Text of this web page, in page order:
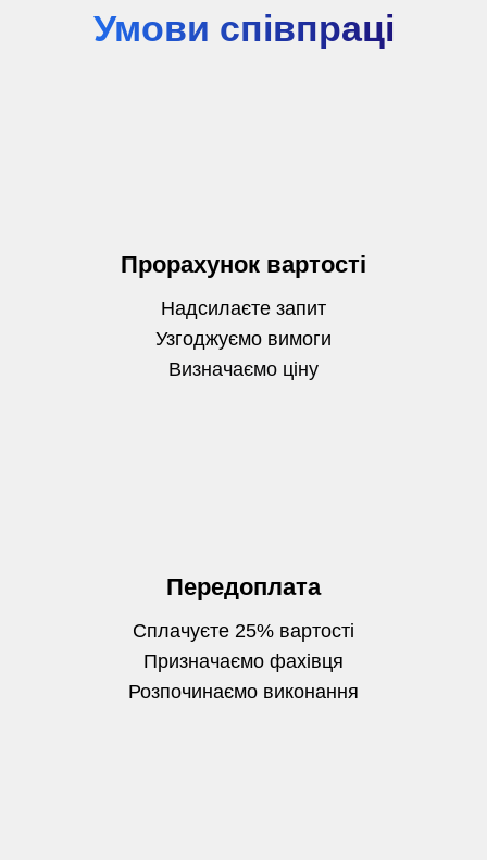
Умови співпраці
Прорахунок вартості
Надсилаєте запит
Узгоджуємо вимоги
Визначаємо ціну
Передоплата
Сплачуєте 25% вартості
Призначаємо фахівця
Розпочинаємо виконання